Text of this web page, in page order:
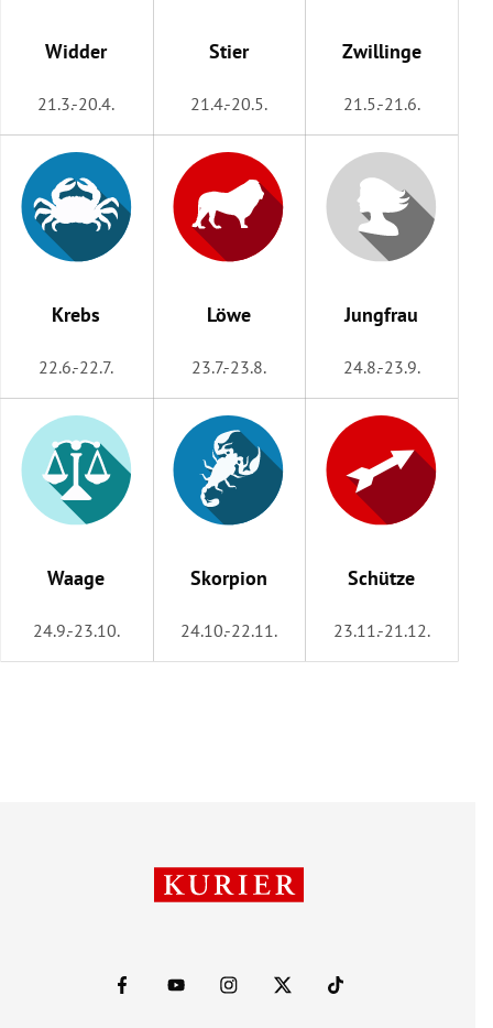
Untermenü
Widder
21.3.-20.4.
Stier
21.4.-20.5.
Zwillinge
21.5.-21.6.
Krebs
22.6.-22.7.
Löwe
23.7.-23.8.
Jungfrau
24.8.-23.9.
Waage
24.9.-23.10.
Skorpion
24.10.-22.11.
Schütze
23.11.-21.12.